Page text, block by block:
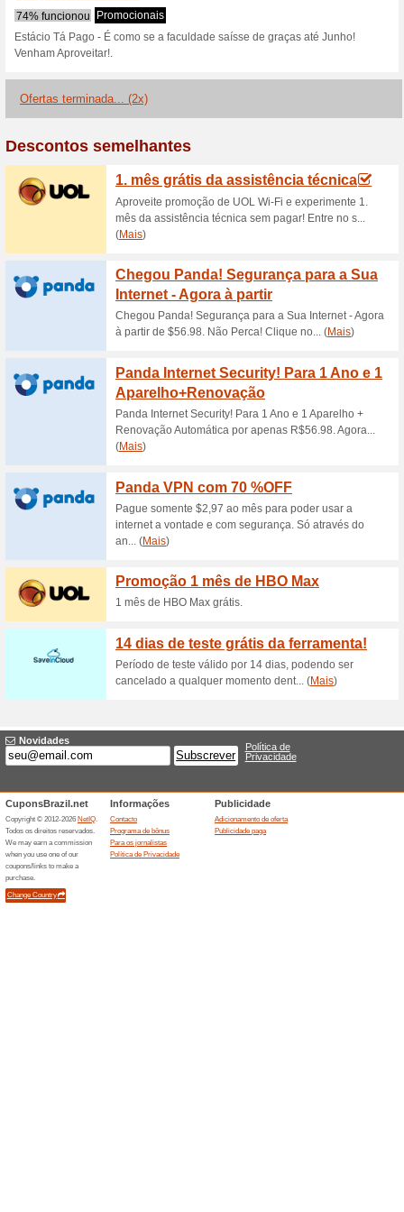
Descontos e
Cursos Livres na
para
53% funcionou
Cursos Livres na Estácio!
no link para conferir esta
MBA Executivo na
Desconto. Nã
79% funcionou
MBA Executivo na Estácio!
Clique no link, em seguida
esta promoção. A offerta é
A Estácio tem
Estudar. Apr
54% funcionou